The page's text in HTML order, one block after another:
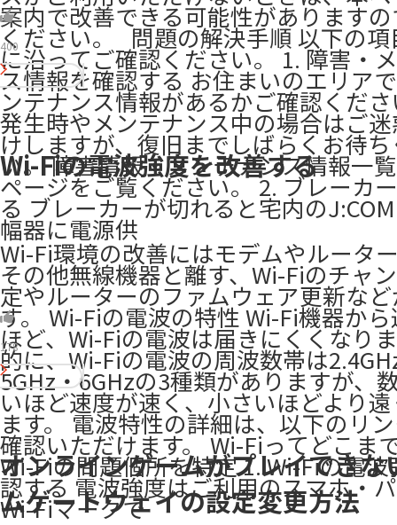
案内で改善できる可能性があります
ください。 ​ ​ 問題の解決手順 以下の項
に沿ってご確認ください。 1. 障害・
ス情報を確認する お住まいのエリア
ンテナンス情報があるかご確認くだ
発生時やメンテナンス中の場合はご
けしますが、復旧までしばらくお待
い。 障害情報・メンテナンス情報一
ページをご覧ください。 2. ブレーカ
る ブレーカーが切れると宅内の
幅器に電源供
400
Wi-Fiの電波強度を改善する
Wi-Fi環境の改善にはモデムやルータ
その他無線機器と離す、Wi-Fiのチャ
定やルーターのファムウェア更新な
す。 Wi-Fiの電波の特性 Wi-Fi機器か
ほど、Wi-Fiの電波は届きにくくなり
的に、Wi-Fiの電波の周波数帯は
5GHz・6GHzの3種類がありますが、
いほど速度が速く、小さいほどより
ます。 電波特性の詳細は、以下のリ
確認いただけます。 Wi-Fiってどこま
Wi-Fiの問題個所を特定 1. Wi-Fiの電
認する 電波強度はご利用のスマホ・
Wi-Fiマークで
178
オンラインゲームがプレイできな
ムゲートウェイの設定変更方法